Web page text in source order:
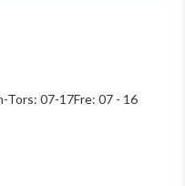
07-17Fre: 07 - 16